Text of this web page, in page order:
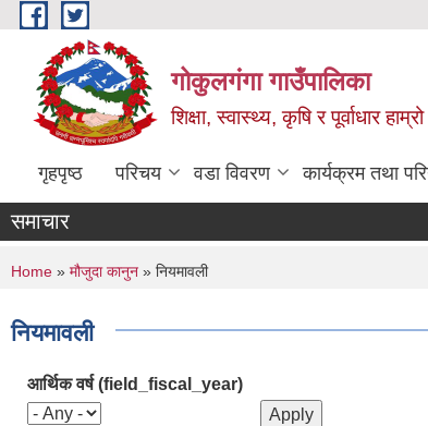
Skip to main content
गोकुलगंगा गाउँपालिका
शिक्षा, स्वास्थ्य, कृषि र पूर्वाधार
गृहपृष्ठ परिचय वडा विवरण कार्यक्रम तथा
समाचार
You are here
Home » मौजुदा कानुन » नियमावली
नियमावली
आर्थिक वर्ष (field_fiscal_year)